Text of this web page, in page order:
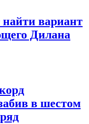
вариант
Дилана
в шестом